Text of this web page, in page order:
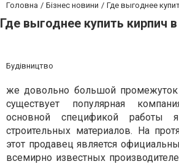
Головна Бізнес новини Где выгоднее
Где выгоднее купить кирпич
Будівництво
же довольно большой
существует популярная
основной спецификой работы
строительных материалов. На
этот продавец является
всемирно известных